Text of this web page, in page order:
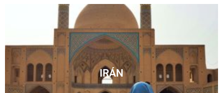
IRÁN
Guías de Irán